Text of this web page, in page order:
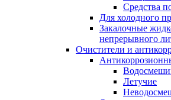
Средства
Для холодного
Закалочные
непрерывного
Очистители и
Летучие